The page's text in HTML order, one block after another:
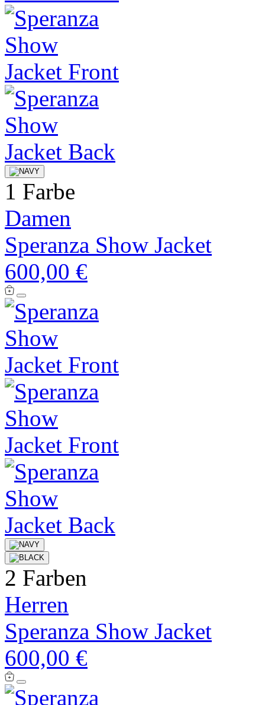
1 Farbe
Damen
Speranza Show Jacket
600,00 €
2 Farben
Herren
Speranza Show Jacket
600,00 €